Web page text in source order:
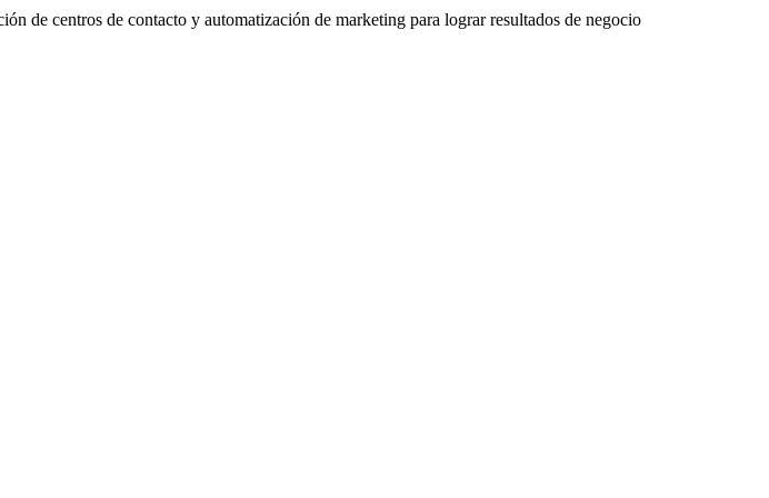
de centros de contacto y automatización de marketing para lograr resultados de negocio